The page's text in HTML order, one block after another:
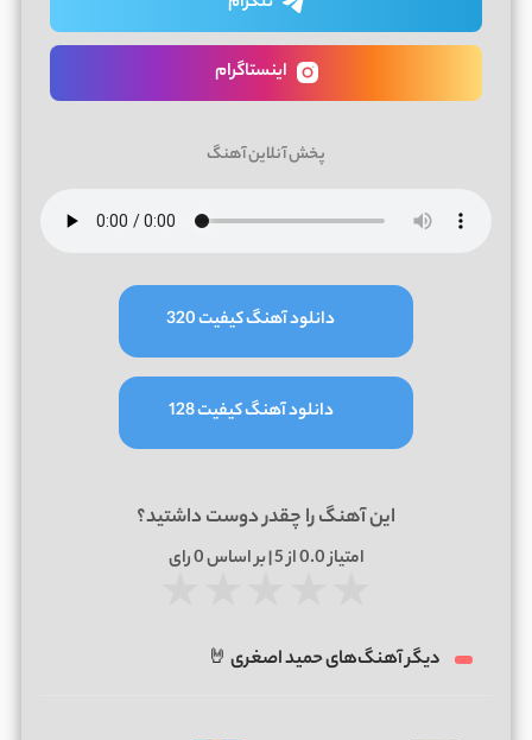
اینستاگرام
پخش آنلاین آهنگ
دانلود آهنگ کیفیت 320
دانلود آهنگ کیفیت 128
این آهنگ را چقدر دوست داشتید؟
امتیاز0.0از 5 | بر اساس 0رای
دیگر آهنگ‌های حمید اصغری 🤘